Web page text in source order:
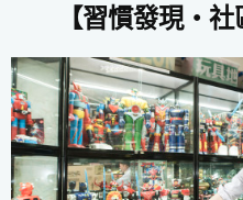
【習慣發現・